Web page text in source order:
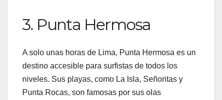
3. Punta Hermosa
A solo unas horas de Lima, Punta Hermosa es un
destino accesible para surfistas de todos los
niveles. Sus playas, como La Isla, Señoritas y
Punta Rocas, son famosas por sus olas